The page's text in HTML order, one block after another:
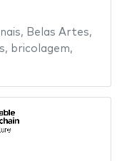
, Belas Artes,
, bricolagem,